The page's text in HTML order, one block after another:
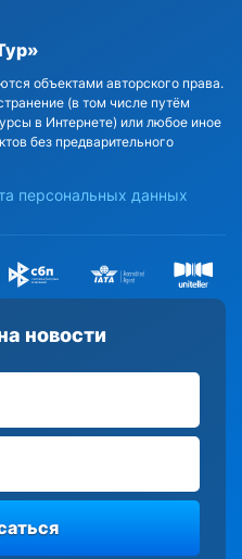
новости
объектами авторского права.
(в том числе путём
в Интернете) или любое иное
без предварительного
персональных данных